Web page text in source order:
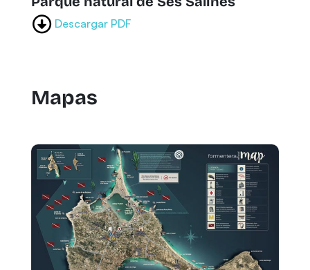
Descargar PDF
Mapas